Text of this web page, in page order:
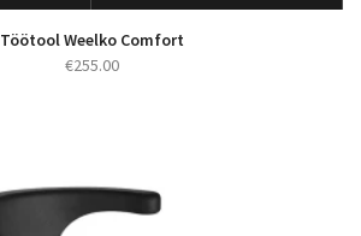
Töötool Weelko Comfort
€255.00